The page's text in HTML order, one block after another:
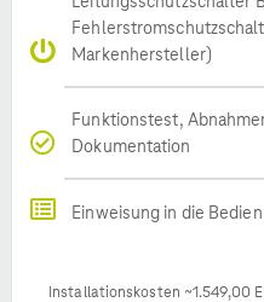
Markenhersteller)
Funktionstest,
Dokumentation
Einweisung in die
Installationskosten ~1.549,00